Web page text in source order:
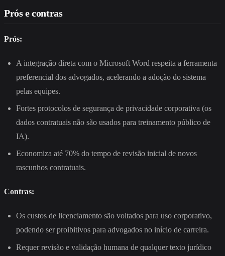
Prós e contras
Prós:
A integração direta com o Microsoft Word respeita a ferramenta
preferencial dos advogados, acelerando a adoção do sistema
pelas equipes.
Fortes protocolos de segurança de privacidade corporativa (os
dados contratuais não são usados para treinamento público de
IA).
Economiza até 70% do tempo de revisão inicial de novos
rascunhos contratuais.
Contras:
Os custos de licenciamento são voltados para uso corporativo,
podendo ser proibitivos para advogados no início de carreira.
Requer revisão e validação humana de qualquer texto jurídico